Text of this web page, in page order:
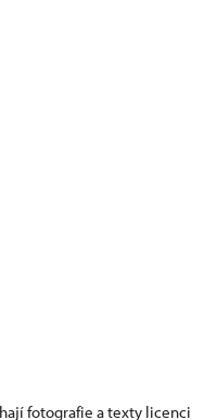
fotografie a texty licenci